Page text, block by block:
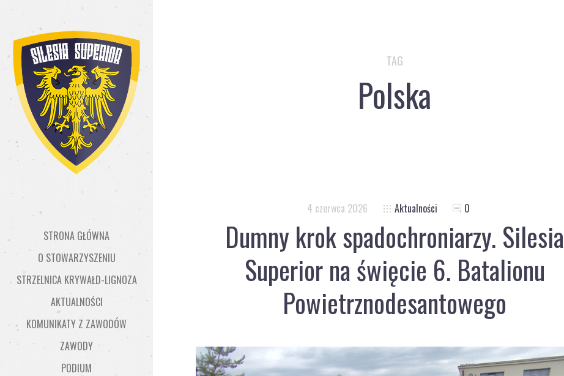
STRONA GŁÓWNA
O STOWARZYSZENIU
STRZELNICA KRYWAŁD-LIGNOZA
AKTUALNOŚCI
KOMUNIKATY Z ZAWODÓW
ZAWODY
PODIUM
TAG
Polska
4 czerwca 2026 Aktualności 0
Dumny krok spadochroniarzy. Silesia
Superior na święcie 6. Batalionu
Powietrznodesantowego